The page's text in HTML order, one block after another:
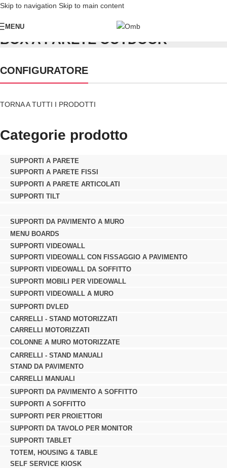
Skip to navigation Skip to main content
MENU
BOX A PARETE OUTDOOR
CONFIGURATORE
TORNA A TUTTI I PRODOTTI
Categorie prodotto
SUPPORTI A PARETE
SUPPORTI A PARETE FISSI
SUPPORTI A PARETE ARTICOLATI
SUPPORTI TILT
SUPPORTI DA PAVIMENTO A MURO
MENU BOARDS
SUPPORTI VIDEOWALL
SUPPORTI VIDEOWALL CON FISSAGGIO A PAVIMENTO
SUPPORTI VIDEOWALL DA SOFFITTO
SUPPORTI MOBILI PER VIDEOWALL
SUPPORTI VIDEOWALL A MURO
SUPPORTI DVLED
CARRELLI - STAND MOTORIZZATI
CARRELLI MOTORIZZATI
COLONNE A MURO MOTORIZZATE
CARRELLI - STAND MANUALI
STAND DA PAVIMENTO
CARRELLI MANUALI
SUPPORTI DA PAVIMENTO A SOFFITTO
SUPPORTI A SOFFITTO
SUPPORTI PER PROIETTORI
SUPPORTI DA TAVOLO PER MONITOR
SUPPORTI TABLET
TOTEM, HOUSING & TABLE
SELF SERVICE KIOSK